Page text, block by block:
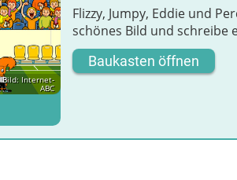
Bild: Internet-
ABC
Flizzy, Jumpy, Eddie und
schönes Bild und schreibe
Baukasten öffnen